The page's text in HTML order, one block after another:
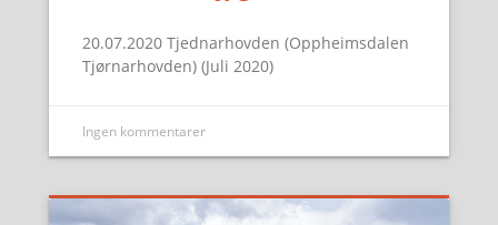
20.07.2020 Tjednarhovden (Oppheimsdalen
Tjørnarhovden) (Juli 2020)
Ingen kommentarer